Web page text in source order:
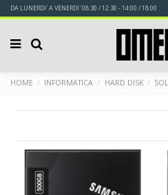
DA LUNERDI' A VENERDI' 08:30 / 12:30 - 14:00 / 18:00
HOME INFORMATICA HARD DISK